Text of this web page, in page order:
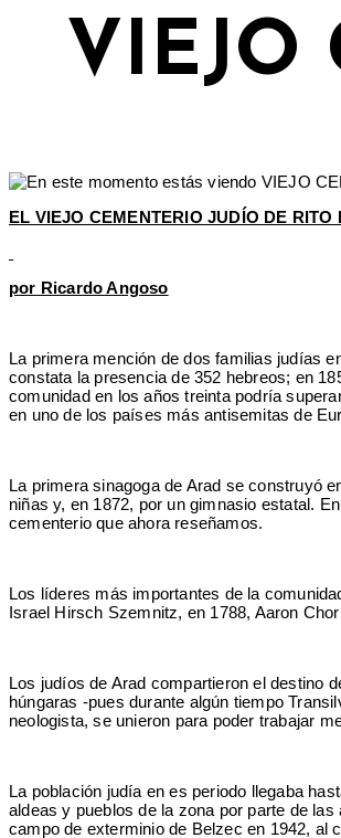
VIEJO
EL VIEJO CEMENTERIO JUDÍO DE RITO
por Ricardo Angoso
La primera mención de dos familias judías
constata la presencia de 352 hebreos; en
comunidad en los años treinta podría
en uno de los países más antisemitas de
La primera sinagoga de Arad se construyó
niñas y, en 1872, por un gimnasio estatal.
cementerio que ahora reseñamos.
Los líderes más importantes de la
Israel Hirsch Szemnitz, en 1788, Aaron
Los judíos de Arad compartieron el destino
húngaras -pues durante algún tiempo
neologista, se unieron para poder trabajar
La población judía en es periodo llegaba
aldeas y pueblos de la zona por parte de
campo de exterminio de Belzec en 1942, al